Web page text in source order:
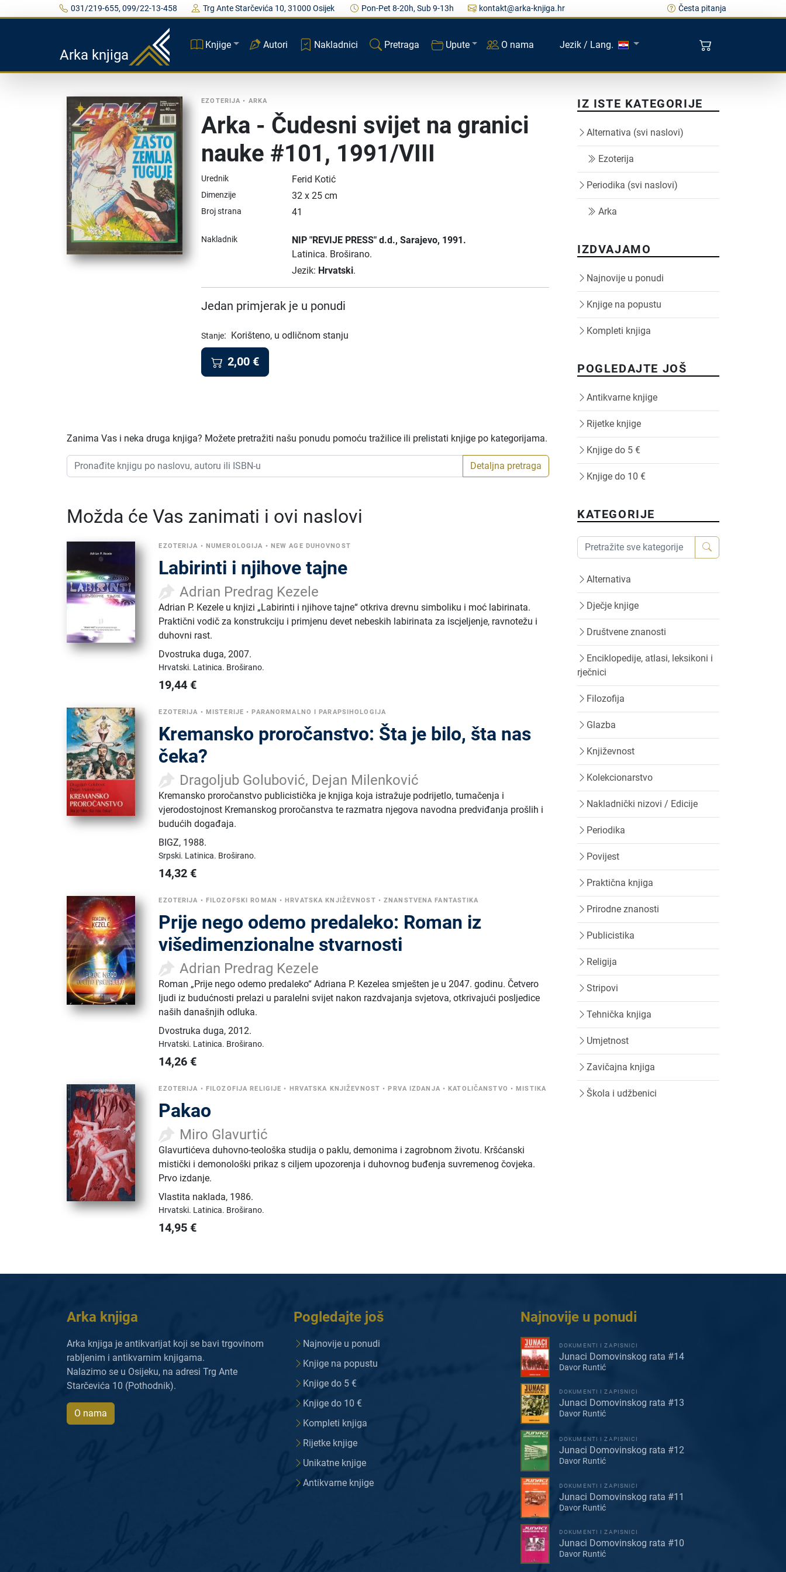
031/219-655, 099/22-13-458 Trg Ante Starčevića 10, 31000 Osijek Pon-Pet 8-20h, Sub 9-13h kontakt@arka-knjiga.hr Česta pitanja
Arka knjiga
Knjige Autori Nakladnici Pretraga Upute O nama Jezik / Lang.
EZOTERIJA • ARKA
Arka - Čudesni svijet na granici
nauke #101, 1991/VIII
Urednik Ferid Kotić
Dimenzije 32 x 25 cm
Broj strana 41
Nakladnik NIP "REVIJE PRESS" d.d., Sarajevo, 1991.
Latinica. Broširano.
Jezik: Hrvatski.
Jedan primjerak je u ponudi
Stanje: Korišteno, u odličnom stanju
2,00 €
Zanima Vas i neka druga knjiga? Možete pretražiti našu ponudu pomoću tražilice ili prelistati knjige po kategorijama.
Detaljna pretraga
Možda će Vas zanimati i ovi naslovi
EZOTERIJA • NUMEROLOGIJA • NEW AGE DUHOVNOST
Labirinti i njihove tajne
Adrian Predrag Kezele
Adrian P. Kezele u knjizi „Labirinti i njihove tajne“ otkriva drevnu simboliku i moć labirinata.
Praktični vodič za konstrukciju i primjenu devet nebeskih labirinata za iscjeljenje, ravnotežu i
duhovni rast.
Dvostruka duga,2007.
Hrvatski. Latinica. Broširano.
19,44 €
EZOTERIJA • MISTERIJE •PARANORMALNO I PARAPSIHOLOGIJA
Kremansko proročanstvo: Šta je bilo, šta nas
čeka?
Dragoljub Golubović, Dejan Milenković
Kremansko proročanstvo publicistička je knjiga koja istražuje podrijetlo, tumačenja i
vjerodostojnost Kremanskog proročanstva te razmatra njegova navodna predviđanja prošlih i
budućih događaja.
BIGZ, 1988.
Srpski. Latinica. Broširano.
14,32 €
EZOTERIJA • FILOZOFSKI ROMAN •HRVATSKA KNJIŽEVNOST •ZNANSTVENA FANTASTIKA
Prije nego odemo predaleko: Roman iz
višedimenzionalne stvarnosti
Adrian Predrag Kezele
Roman „Prije nego odemo predaleko“ Adriana P. Kezelea smješten je u 2047. godinu. Četvero
ljudi iz budućnosti prelazi u paralelni svijet nakon razdvajanja svjetova, otkrivajući posljedice
naših današnjih odluka.
Dvostruka duga,2012.
Hrvatski. Latinica. Broširano.
14,26 €
EZOTERIJA • FILOZOFIJA RELIGIJE • HRVATSKA KNJIŽEVNOST •PRVA IZDANJA •KATOLIČANSTVO •MISTIKA
Pakao
Miro Glavurtić
Glavurtićeva duhovno-teološka studija o paklu, demonima i zagrobnom životu. Kršćanski
mistički i demonološki prikaz s ciljem upozorenja i duhovnog buđenja suvremenog čovjeka.
Prvo izdanje.
Vlastita naklada, 1986.
Hrvatski. Latinica. Broširano.
14,95 €
IZ ISTE KATEGORIJE
Alternativa (svi naslovi)
Ezoterija
Periodika (svi naslovi)
Arka
IZDVAJAMO
Najnovije u ponudi
Knjige na popustu
Kompleti knjiga
POGLEDAJTE JOŠ
Antikvarne knjige
Rijetke knjige
Knjige do 5 €
Knjige do 10 €
KATEGORIJE
Alternativa
Dječje knjige
Društvene znanosti
Enciklopedije, atlasi, leksikoni i
rječnici
Filozofija
Glazba
Književnost
Kolekcionarstvo
Nakladnički nizovi / Edicije
Periodika
Povijest
Praktična knjiga
Prirodne znanosti
Publicistika
Religija
Stripovi
Tehnička knjiga
Umjetnost
Zavičajna knjiga
Škola i udžbenici
Arka knjiga
Arka knjiga je antikvarijat koji se bavi trgovinom
rabljenim i antikvarnim knjigama.
Nalazimo se u Osijeku, na adresi Trg Ante
Starčevića 10 (Pothodnik).
O nama
Pogledajte još
Najnovije u ponudi
Knjige na popustu
Knjige do 5 €
Knjige do 10 €
Kompleti knjiga
Rijetke knjige
Unikatne knjige
Antikvarne knjige
Najnovije u ponudi
DOKUMENTI I ZAPISNICI
Junaci Domovinskog rata #14
Davor Runtić
DOKUMENTI I ZAPISNICI
Junaci Domovinskog rata #13
Davor Runtić
DOKUMENTI I ZAPISNICI
Junaci Domovinskog rata #12
Davor Runtić
DOKUMENTI I ZAPISNICI
Junaci Domovinskog rata #11
Davor Runtić
DOKUMENTI I ZAPISNICI
Junaci Domovinskog rata #10
Davor Runtić